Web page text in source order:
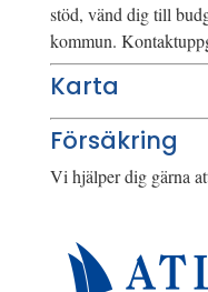
stöd, vänd dig till
kommun.
Karta
Försäkring
Vi hjälper dig gärna